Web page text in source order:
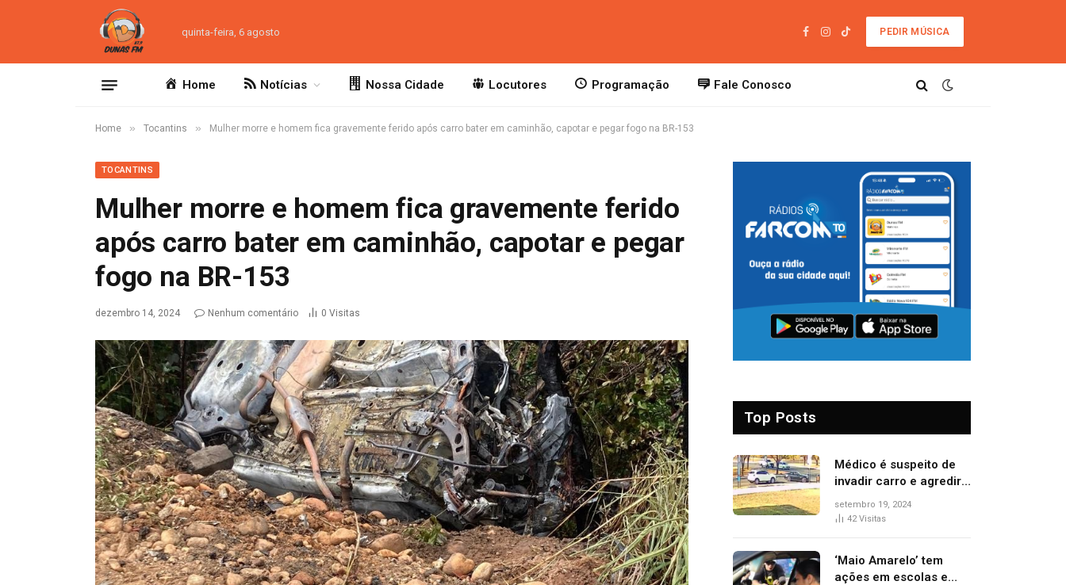
quinta-feira, 6 agosto
Facebook
Instagram
TikTok
PEDIR MÚSICA
Home Notícias Nossa Cidade Locutores Programação Fale Conosco
Home » Tocantins » Mulher morre e homem fica gravemente ferido após carro bater em caminhão, capotar e pegar fogo na BR-153
TOCANTINS
Mulher morre e homem fica gravemente ferido
após carro bater em caminhão, capotar e pegar
fogo na BR-153
dezembro 14, 2024 Nenhum comentário 0 Visitas
Top Posts
Médico é suspeito de
invadir carro e agredir
delegado aposentado
durante confusão no
setembro 19, 2024
42Visitas
‘Maio Amarelo’ tem
ações em escolas e